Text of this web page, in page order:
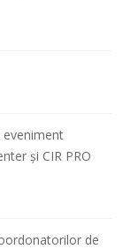
eveniment
și CIR PRO
de